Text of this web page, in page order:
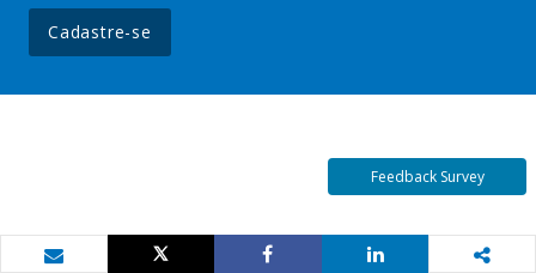
Cadastre-se
Feedback Survey